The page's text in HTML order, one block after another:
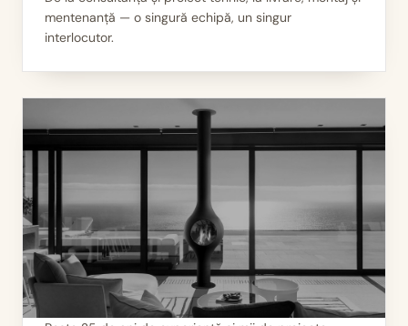
II
Servicii 360°
mentenanță — o singură echipă, un singur
interlocutor.